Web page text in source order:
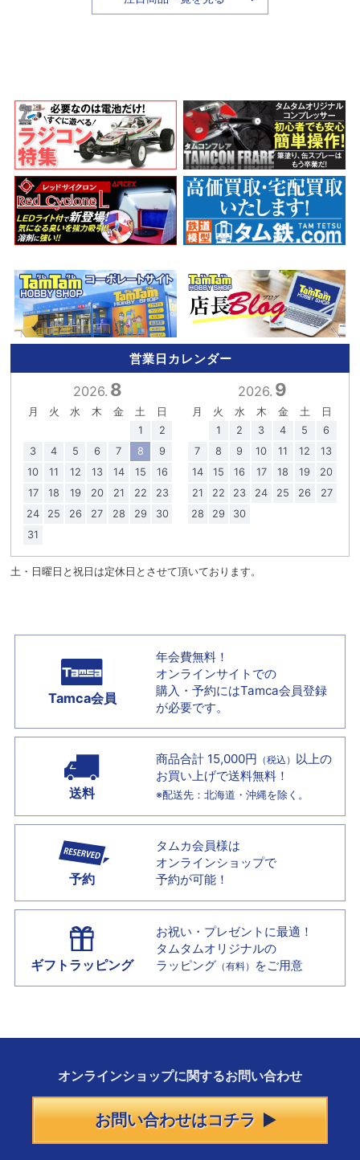
営業日カレンダー
2026. 8
月 火 水 木 金 土
日
1
2
3
4 5 6 7 8
9
10
11 12 13 14 15
16
17
18 19 20 21 22
23
24
25 26 27 28 29
30
31
2026. 9
月 火 水 木 金 土
日
1
2 3 4 5
6
7
8 9 10 11 12
13
14
15 16 17 18 19
20
21
22 23 24 25 26
27
28
29 30
土・日曜日と祝日は定休日とさせて頂いております。
Tamca会員
年会費無料！
オンラインサイトでの
購入・予約にはTamca会員登録
が必要です。
送料
商品合計 15,000円 （税込） 以上の
お買い上げで送料無料！
※配送先：北海道・沖縄を除く。
予約
タムカ会員様は
オンラインショップで
予約が可能！
ギフトラッピング
お祝い・プレゼントに最適！
タムタムオリジナルの
ラッピング （有料） をご用意
オンラインショップに関するお問い合わせ
お問い合わせはコチラ